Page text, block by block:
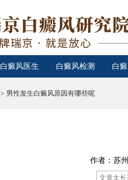
白癜风医生 白癜风检测 白
> 男性发生白癜风原因有哪些呢
作者：苏